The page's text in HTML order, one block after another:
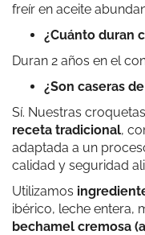
Carlos D.
Croquetas riquísimas!
puerro, increíbles
freír en aceite
¿Cuánto duran
Duran 2 años en el
¿Son caseras
Sí. Nuestras
receta tradicional,
adaptada a un
calidad y seguridad
Utilizamos
ibérico, leche entera,
bechamel cremosa